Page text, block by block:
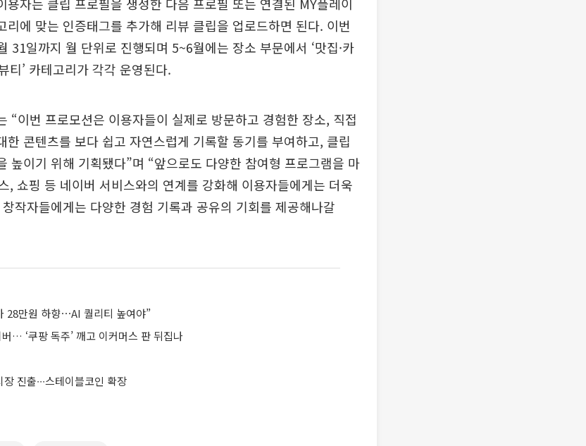
리에 맞는 인증태그를 추가해 리뷰 클립을 업로드하면 된다. 이번
31일까지 월 단위로 진행되며 5~6월에는 장소 부문에서 ‘맛집·카
티’ 카테고리가 각각 운영된다.
“이번 프로모션은 이용자들이 실제로 방문하고 경험한 장소, 직접
한 콘텐츠를 보다 쉽고 자연스럽게 기록할 동기를 부여하고, 클립
높이기 위해 기획됐다”며 “앞으로도 다양한 참여형 프로그램을 마
, 쇼핑 등 네이버 서비스와의 연계를 강화해 이용자들에게는 더욱
작자들에게는 다양한 경험 기록과 공유의 기회를 제공해나갈
28만원 하향⋯AI 퀄리티 높여야”
… ‘쿠팡 독주’ 깨고 이커머스 판 뒤집나
진출∙∙∙스테이블코인 확장